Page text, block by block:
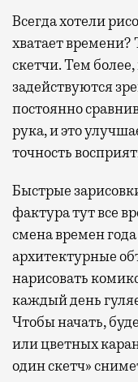
Всегда хотели
хватает времени?
скетчи. Тем
задействуются
постоянно
рука, и это
точность
Быстрые
фактура тут все
смена времен
архитектурные
нарисовать
каждый день
Чтобы начать,
или цветных
один скетч»